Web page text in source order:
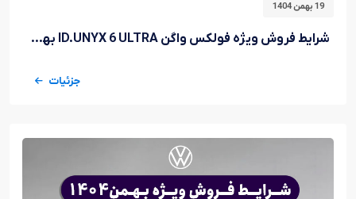
19 بهمن 1404
شرایط فروش ویژه فولکس واگن ID.UNYX 6 ULTRA بهمن ۱۴۰۴
جزئیات